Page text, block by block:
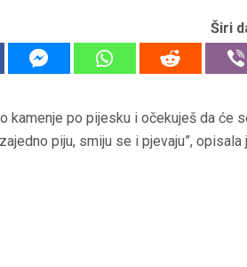
Širi
kamenje po pijesku i očekuješ da
piju, smiju se i pjevaju”, opisala